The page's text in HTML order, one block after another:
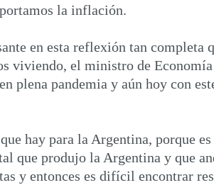
la inflación.
en esta reflexión tan completa
viviendo, el ministro de
plena pandemia y aún hoy con
hay para la Argentina, porque
que produjo la Argentina y que
y entonces es difícil encontrar